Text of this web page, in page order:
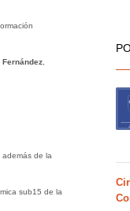
,
además de la
sub15 de la